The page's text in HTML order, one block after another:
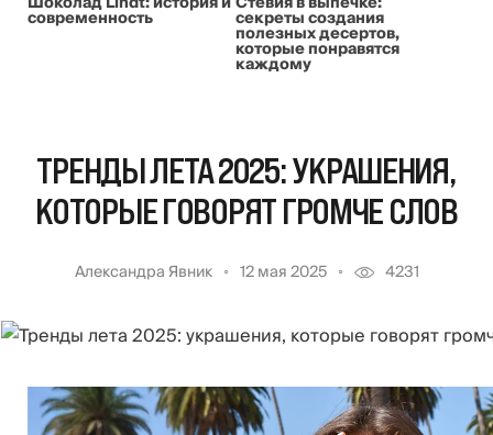
современность секреты создания
полезных десертов,
которые понравятся
каждому
ТРЕНДЫ ЛЕТА 2025: УКРАШЕНИЯ,
КОТОРЫЕ ГОВОРЯТ ГРОМЧЕ СЛОВ
Александра Явник 12 мая 2025 4231